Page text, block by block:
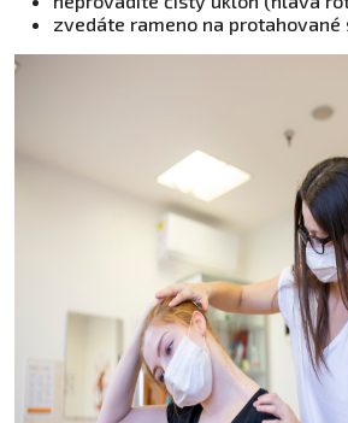
zvedáte rameno na protahované